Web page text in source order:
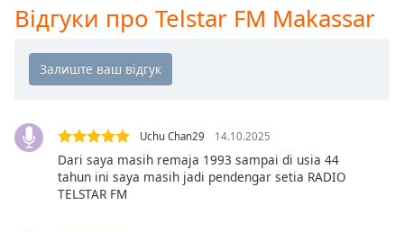
Chapters
Chapters
descriptions
off
selected
Відгуки про Telstar FM Makassar
Uchu Chan29 14.10.2025
Dari saya masih remaja 1993 sampai di usia 44
tahun ini saya masih jadi pendengar setia RADIO
TELSTAR FM